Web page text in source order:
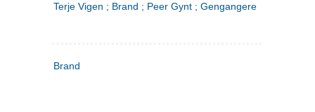
Terje Vigen ; Brand ; Peer Gynt ; Gengangere
Brand